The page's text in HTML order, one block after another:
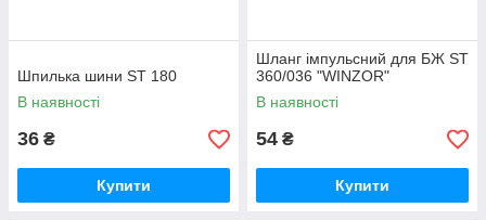
Шпилька шини ST 180
В наявності
36 ₴
Купити
Шланг імпульсний для БЖ ST
360/036 "WINZOR"
В наявності
54 ₴
Купити